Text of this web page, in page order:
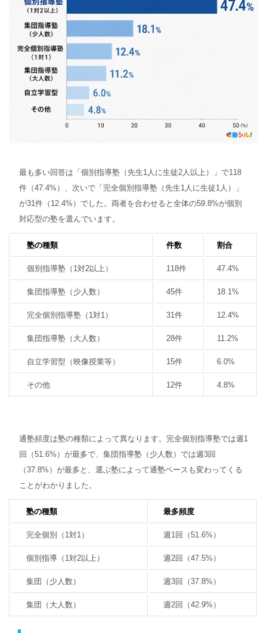
最も多い回答は「個別指導塾（先生1人に生徒2人以上）」で118
件（47.4%）、次いで「完全個別指導塾（先生1人に生徒1人）」
が31件（12.4%）でした。両者を合わせると全体の59.8%が個別
対応型の塾を選んでいます。
塾の種類 件数 割合
個別指導塾（1対2以上） 118件 47.4%
集団指導塾（少人数） 45件 18.1%
完全個別指導塾（1対1） 31件 12.4%
集団指導塾（大人数） 28件 11.2%
自立学習型（映像授業等） 15件 6.0%
その他 12件 4.8%
通塾頻度は塾の種類によって異なります。完全個別指導塾では週1
回（51.6%）が最多で、集団指導塾（少人数）では週3回
（37.8%）が最多と、選ぶ塾によって通塾ペースも変わってくる
ことがわかりました。
塾の種類 最多頻度
完全個別（1対1） 週1回（51.6%）
個別指導（1対2以上） 週2回（47.5%）
集団（少人数） 週3回（37.8%）
集団（大人数） 週2回（42.9%）